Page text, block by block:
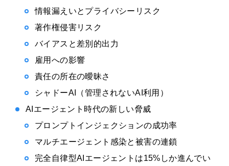
情報漏えいとプライバシーリスク
著作権侵害リスク
バイアスと差別的出力
雇用への影響
責任の所在の曖昧さ
シャドーAI（管理されないAI利用）
AIエージェント時代の新しい脅威
プロンプトインジェクションの成功率
マルチエージェント感染と被害の連鎖
完全自律型AIエージェントは15%しか進んでい